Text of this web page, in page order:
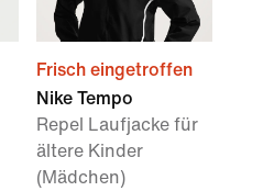
Frisch eingetroffen
Nike Tempo
Repel Laufjacke für
ältere Kinder
(Mädchen)